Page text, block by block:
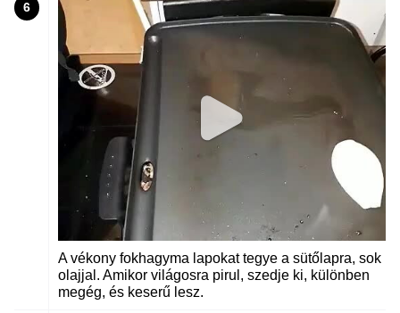
6
A vékony fokhagyma lapokat tegye a sütőlapra, sok
olajjal. Amikor világosra pirul, szedje ki, különben
megég, és keserű lesz.